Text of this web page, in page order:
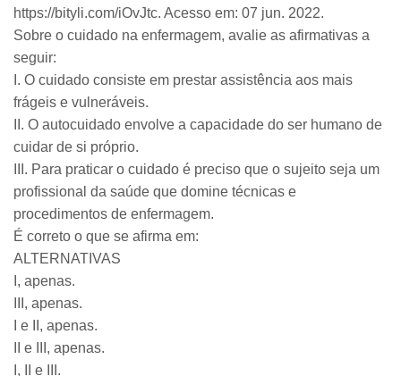
https://bityli.com/iOvJtc. Acesso em: 07 jun. 2022.
Sobre o cuidado na enfermagem, avalie as afirmativas a
seguir:
I. O cuidado consiste em prestar assistência aos mais
frágeis e vulneráveis.
II. O autocuidado envolve a capacidade do ser humano de
cuidar de si próprio.
III. Para praticar o cuidado é preciso que o sujeito seja um
profissional da saúde que domine técnicas e
procedimentos de enfermagem.
É correto o que se afirma em:
ALTERNATIVAS
I, apenas.
III, apenas.
I e II, apenas.
II e III, apenas.
I, II e III.